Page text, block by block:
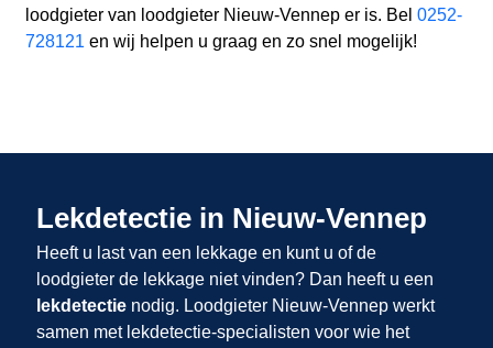
loodgieter van loodgieter Nieuw-Vennep er is. Bel 0252-
728121 en wij helpen u graag en zo snel mogelijk!
Lekdetectie in Nieuw-Vennep
Heeft u last van een lekkage en kunt u of de
loodgieter de lekkage niet vinden? Dan heeft u een
lekdetectienodig. Loodgieter Nieuw-Vennep werkt
samen met lekdetectie-specialisten voor wie het